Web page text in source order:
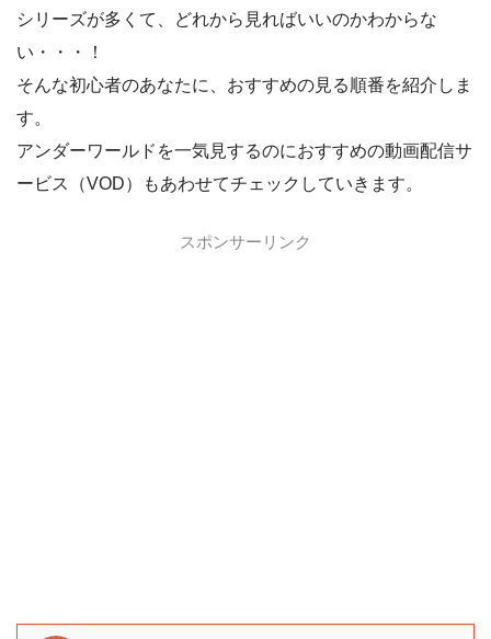
シリーズが多くて、どれから見ればいいのかわからな
い・・・！
そんな初心者のあなたに、おすすめの見る順番を紹介しま
す。
アンダーワールドを一気見するのにおすすめの動画配信サ
ービス（VOD）もあわせてチェックしていきます。
スポンサーリンク